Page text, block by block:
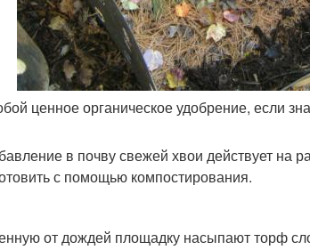
ценное органическое удобрение, если
в почву свежей хвои действует на
с помощью компостирования.
от дождей площадку насыпают торф